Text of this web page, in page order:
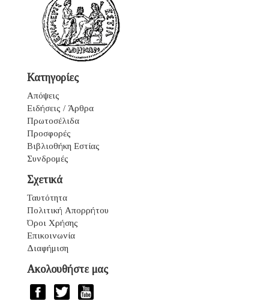
Κατηγορίες
Απόψεις
Ειδήσεις / Άρθρα
Πρωτοσέλιδα
Προσφορές
Βιβλιοθήκη Εστίας
Συνδρομές
Σχετικά
Ταυτότητα
Πολιτική Απορρήτου
Όροι Χρήσης
Επικοινωνία
Διαφήμιση
Ακολουθήστε μας